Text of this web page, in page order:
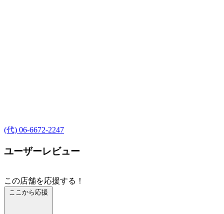
(代) 06-6672-2247
ユーザーレビュー
この店舗を応援する！
ここから応援